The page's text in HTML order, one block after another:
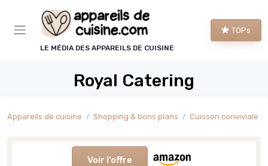
LE MÉDIA DES APPAREILS DE CUISINE
TOPs
Royal Catering
Appareils de cuisine Shopping & bons plans Cuisson conviviale
Voir l'offre
Panneau de gestion des cookies